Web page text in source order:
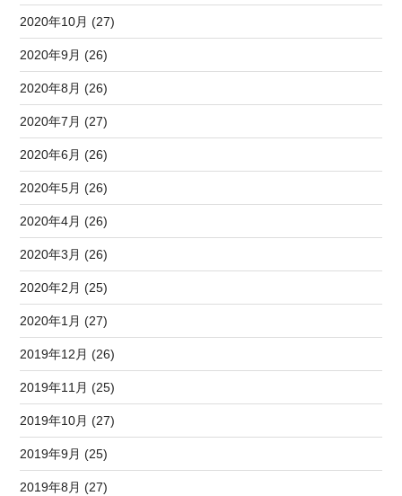
2020年10月 (27)
2020年9月 (26)
2020年8月 (26)
2020年7月 (27)
2020年6月 (26)
2020年5月 (26)
2020年4月 (26)
2020年3月 (26)
2020年2月 (25)
2020年1月 (27)
2019年12月 (26)
2019年11月 (25)
2019年10月 (27)
2019年9月 (25)
2019年8月 (27)